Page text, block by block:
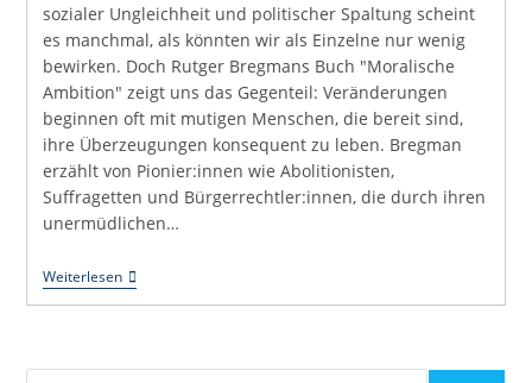
sozialer Ungleichheit und politischer Spaltung scheint
es manchmal, als könnten wir als Einzelne nur wenig
bewirken. Doch Rutger Bregmans Buch "Moralische
Ambition" zeigt uns das Gegenteil: Veränderungen
beginnen oft mit mutigen Menschen, die bereit sind,
ihre Überzeugungen konsequent zu leben. Bregman
erzählt von Pionier:innen wie Abolitionisten,
Suffragetten und Bürgerrechtler:innen, die durch ihren
unermüdlichen…
WeiterlesenMoralische
Ambition